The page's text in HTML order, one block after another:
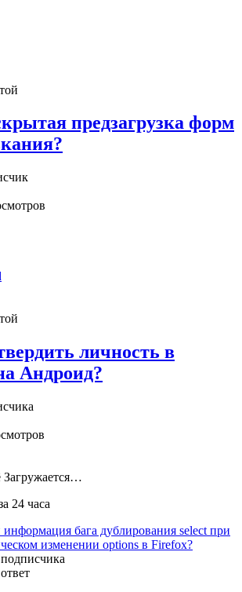
предзагрузка форм
личность в
Андроид?
Загружается…
24 часа
информация бага дублирования select при
изменении options в Firefox?